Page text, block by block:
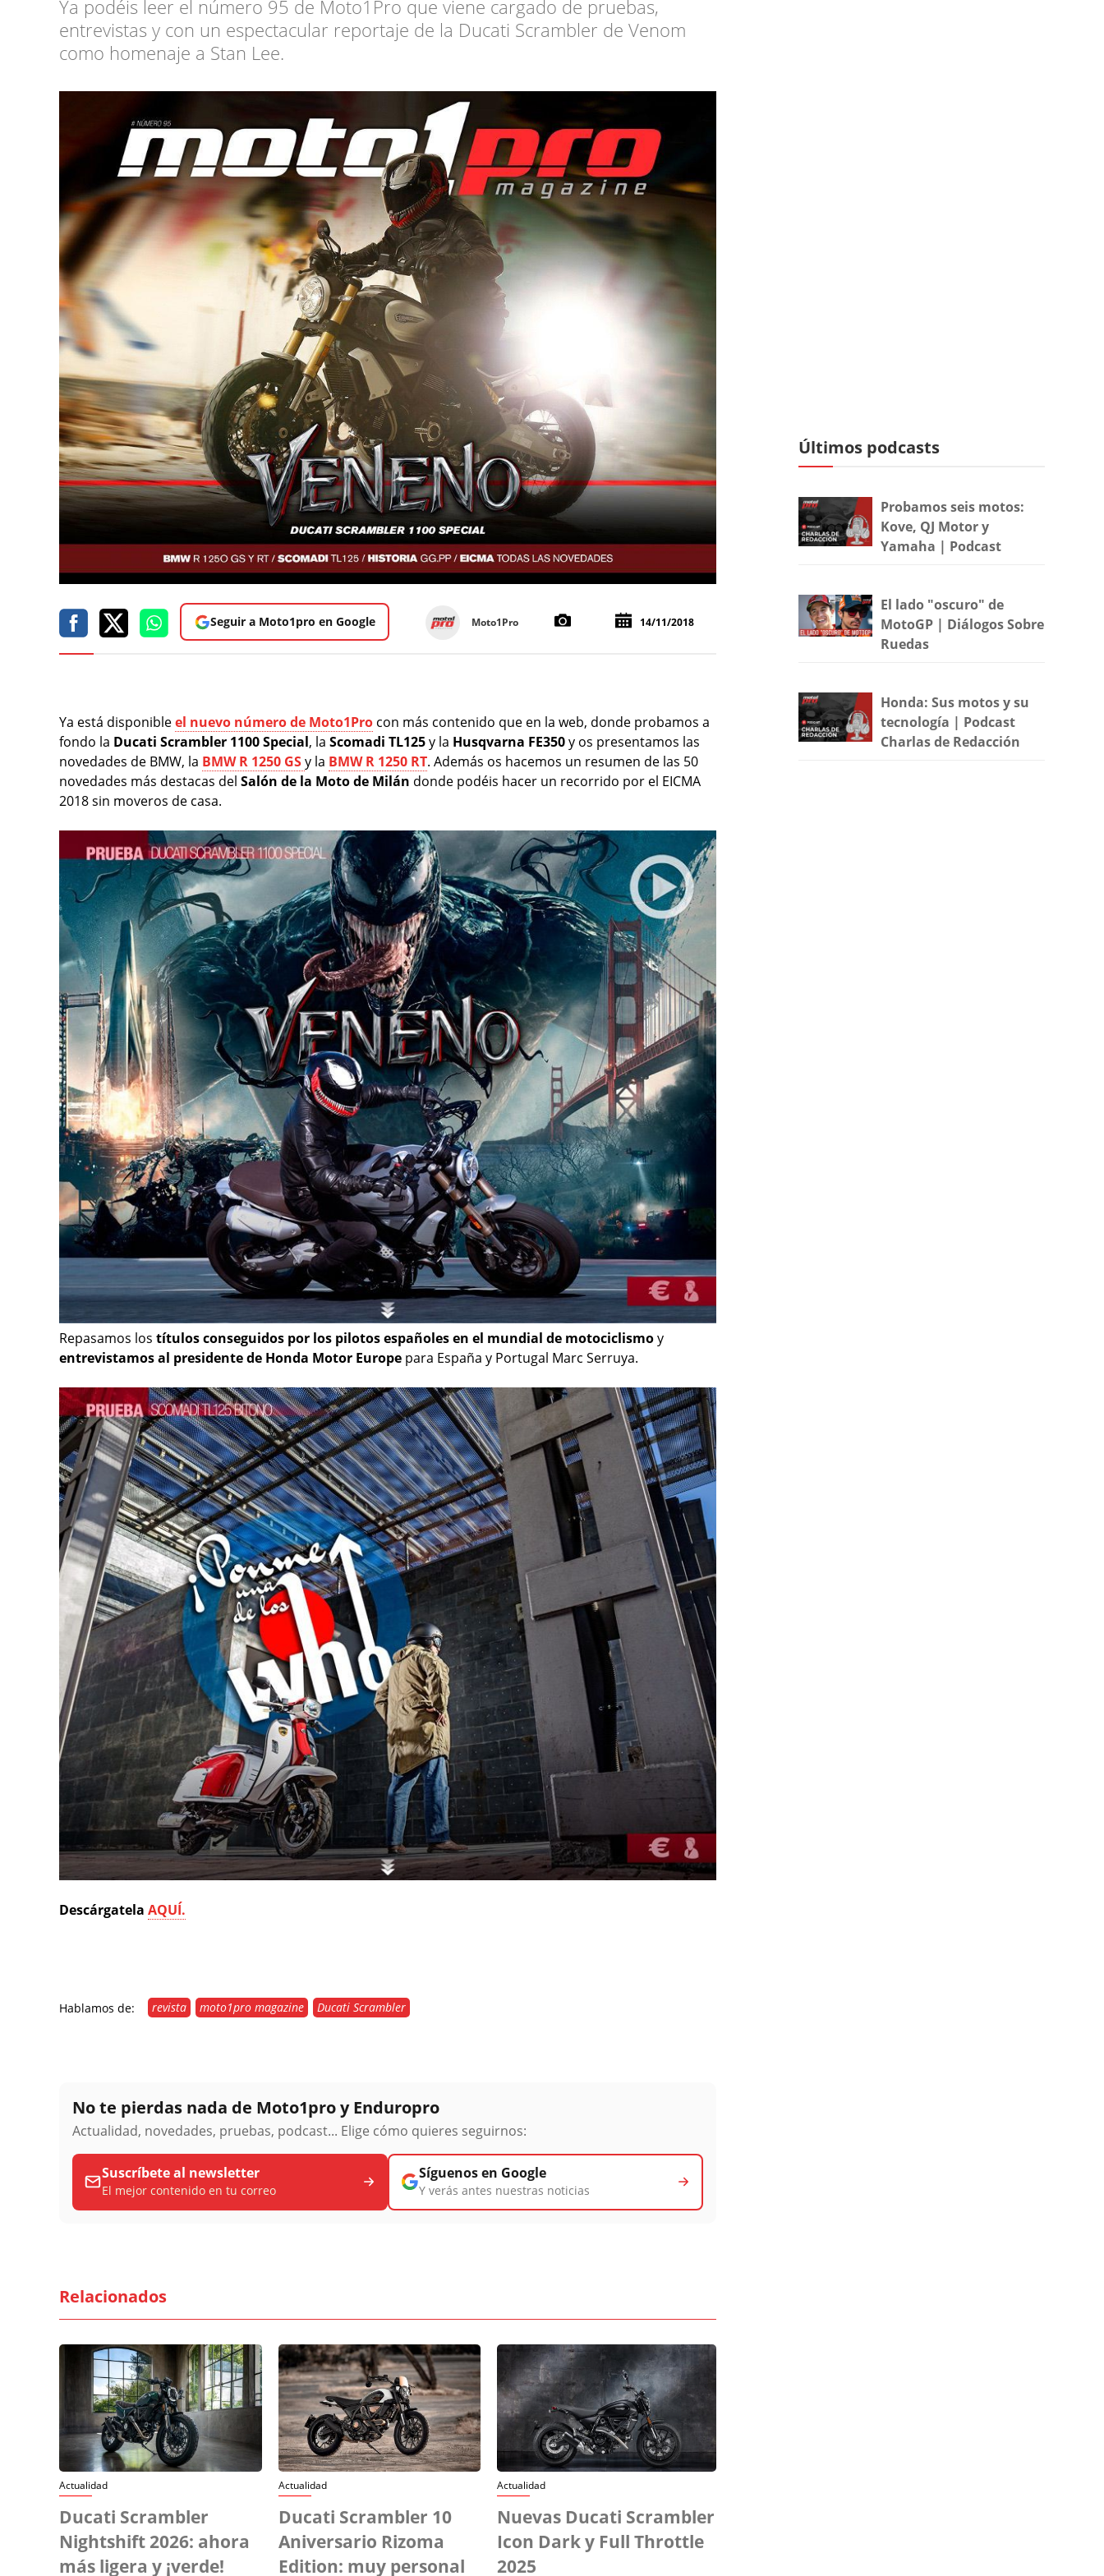
Ya podéis leer el número 95 de Moto1Pro que viene cargado de pruebas,
entrevistas y con un espectacular reportaje de la Ducati Scrambler de Venom
como homenaje a Stan Lee.
Seguir a Moto1pro en Google Moto1Pro 14/11/2018
Ya está disponibleel nuevo número de Moto1Pro con más contenido que en la web, donde probamos a
fondo la Ducati Scrambler 1100 Special, la Scomadi TL125y la Husqvarna FE350y os presentamos las
novedades de BMW, la BMW R 1250 GSy la BMW R 1250 RT. Además os hacemos un resumen de las 50
novedades más destacas del Salón de la Moto de Milán donde podéis hacer un recorrido por el EICMA
2018 sin moveros de casa.
Repasamos los títulos conseguidos por los pilotos españoles en el mundial de motociclismoy
entrevistamos al presidente de Honda Motor Europe para España y Portugal Marc Serruya.
Descárgatela AQUÍ.
Hablamos de: revista moto1pro magazine Ducati Scrambler
No te pierdas nada de Moto1pro y Enduropro
Actualidad, novedades, pruebas, podcast... Elige cómo quieres seguirnos:
Suscríbete al newsletter
El mejor contenido en tu correo
Síguenos en Google
Y verás antes nuestras noticias
Relacionados
Actualidad
Ducati Scrambler
Nightshift 2026: ahora
más ligera y ¡verde!
Actualidad
Ducati Scrambler 10
Aniversario Rizoma
Edition: muy personal
Actualidad
Nuevas Ducati Scrambler
Icon Dark y Full Throttle
2025
Últimos podcasts
Probamos seis motos:
Kove, QJ Motor y
Yamaha | Podcast
El lado "oscuro" de
MotoGP | Diálogos Sobre
Ruedas
Honda: Sus motos y su
tecnología | Podcast
Charlas de Redacción